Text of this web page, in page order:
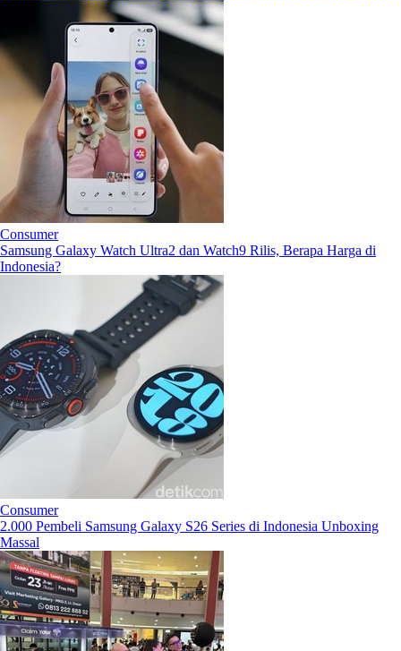
Consumer
Samsung Galaxy Watch Ultra2 dan Watch9 Rilis, Berapa Harga di
Indonesia?
Consumer
2.000 Pembeli Samsung Galaxy S26 Series di Indonesia Unboxing
Massal